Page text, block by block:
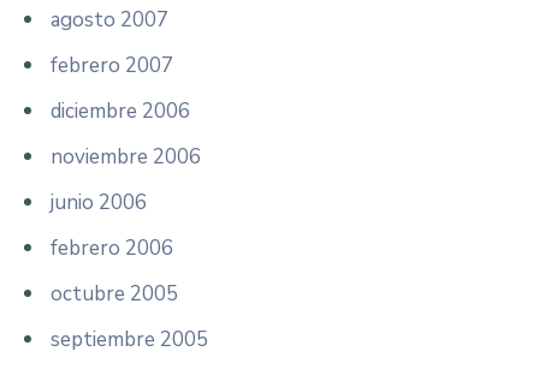
agosto 2007
febrero 2007
diciembre 2006
noviembre 2006
junio 2006
febrero 2006
octubre 2005
septiembre 2005